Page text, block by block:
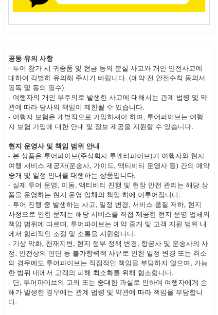
공동 유의 사항
- 투어 참가 시 귀중품 및 현금 등의 분실 사고와 개인 안전사고에
대하여 각별히 유의해 주시기 바랍니다. (예약 전 안전수칙 동의서
필독 및 동의 필수)
- 여행자의 개인 부주의로 발생한 사고에 대해서는 관계 법령 및 약
관에 따라 당사의 책임이 제한될 수 있습니다.
- 여행자 보험은 개별적으로 가입하셔야 하며, 투어파이브는 여행
자 보험 가입에 대한 안내 및 정보 제공을 지원할 수 있습니다.
현지 운영사 및 책임 범위 안내
- 본 상품은 투어파이브(주식회사 투엔티파이브)가 여행자와 현지
여행 서비스 제공자(운송사, 가이드, 액티비티 운영사 등) 간의 예약
중개 및 일정 안내를 대행하는 상품입니다.
- 실제 투어 운영, 이동, 액티비티 진행 및 현장 안전 관리는 해당 상
품을 운영하는 현지 운영 업체의 책임 하에 이루어집니다.
- 투어 진행 중 발생하는 사고, 일정 변경, 서비스 품질 저하, 현지
사정으로 인한 문제는 해당 서비스를 직접 제공한 현지 운영 업체의
책임 범위에 따르며, 투어파이브는 예약 중개 및 고객 지원 범위 내
에서 합리적인 조정 및 소통을 지원합니다.
- 기상 악화, 천재지변, 현지 정부 정책 변경, 항공사 및 운송사의 사
정, 안전상의 판단 등 불가항력적 사유로 인한 일정 변경 또는 취소
의 경우에도 투어파이브는 직접적인 책임을 부담하지 않으며, 가능
한 범위 내에서 고객의 피해 최소화를 위해 협조합니다.
- 단, 투어파이브의 고의 또는 중대한 과실로 인하여 여행자에게 손
해가 발생한 경우에는 관계 법령 및 약관에 따라 책임을 부담합니
다.